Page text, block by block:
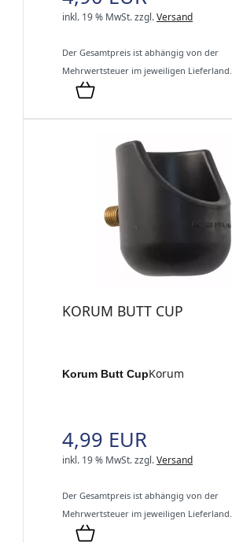
inkl. 19 % MwSt.zzgl.Versand
Der Gesamtpreis ist abhängig von der
Mehrwertsteuer im jeweiligen Lieferland.
KORUM BUTT CUP
Korum Butt CupKorum
4,99 EUR
inkl. 19 % MwSt.zzgl.Versand
Der Gesamtpreis ist abhängig von der
Mehrwertsteuer im jeweiligen Lieferland.